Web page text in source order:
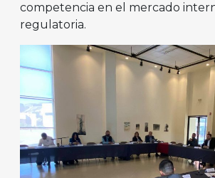
competencia en el mercado
regulatoria.